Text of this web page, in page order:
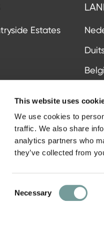
This website uses
We use cookies to
traffic. We also share
analytics partners who
they’ve collected from
Selection
Necessary
Estates
Italië